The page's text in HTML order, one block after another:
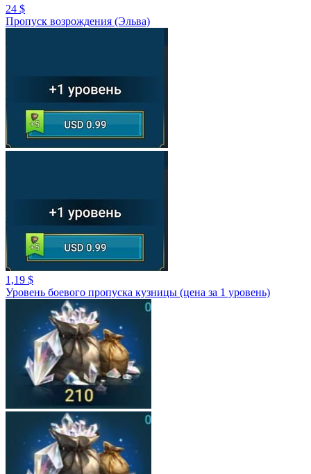
24 $
Пропуск возрождения (Эльва)
1,19 $
Уровень боевого пропуска кузницы (цена за 1 уровень)